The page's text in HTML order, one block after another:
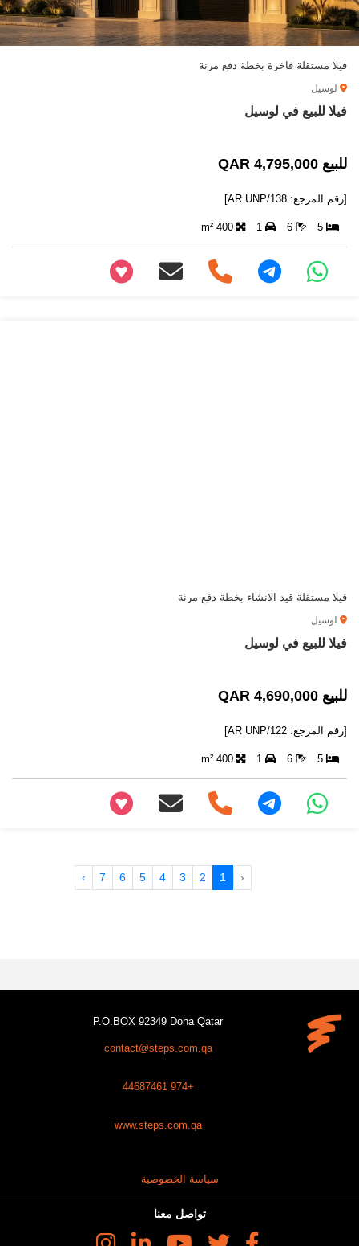
فيلا مستقلة فاخرة بخطة دفع مرنة
لوسيل
فيلا للبيع في لوسيل
للبيع 4,795,000 QAR
[رقم المرجع: AR UNP/138]
5
6
1
400 m²
فيلا مستقلة قيد الانشاء بخطة دفع مرنة
لوسيل
فيلا للبيع في لوسيل
للبيع 4,690,000 QAR
[رقم المرجع: AR UNP/122]
5
6
1
400 m²
‹
1
2
3
4
5
6
7
›
P.O.BOX 92349 Doha Qatar
contact@steps.com.qa
+974 44687461
www.steps.com.qa
سياسة الخصوصية
تواصل معنا